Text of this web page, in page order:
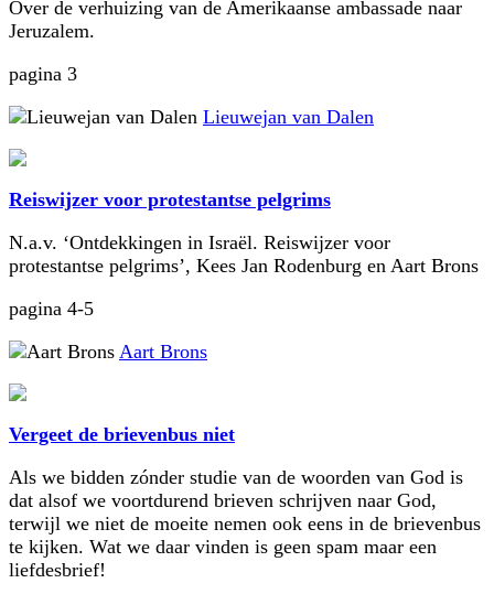
Over de verhuizing van de Amerikaanse ambassade naar
Jeruzalem.
pagina 3
Lieuwejan van Dalen
Reiswijzer voor protestantse pelgrims
N.a.v. ‘Ontdekkingen in Israël. Reiswijzer voor
protestantse pelgrims’, Kees Jan Rodenburg en Aart Brons
pagina 4-5
Aart Brons
Vergeet de brievenbus niet
Als we bidden zónder studie van de woorden van God is
dat alsof we voortdurend brieven schrijven naar God,
terwijl we niet de moeite nemen ook eens in de brievenbus
te kijken. Wat we daar vinden is geen spam maar een
liefdesbrief!